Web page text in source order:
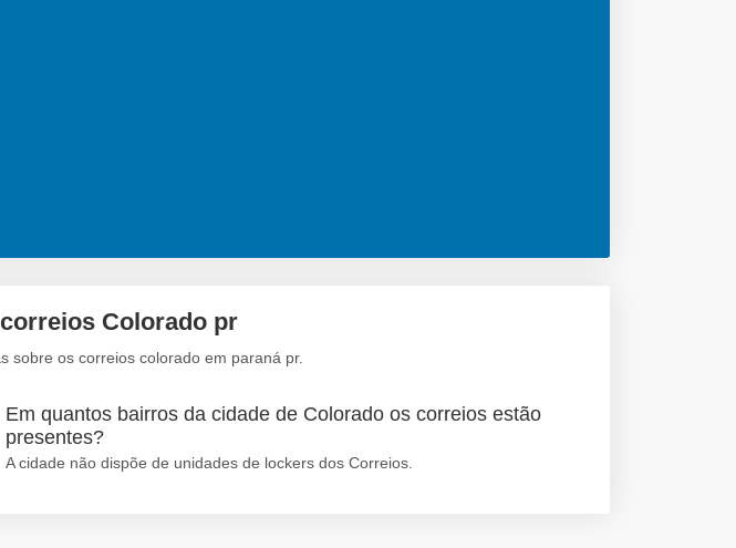
Colorado pr
sobre os correios colorado em paraná pr.
Em quantos bairros da cidade de Colorado os correios estão
presentes?
A cidade não dispõe de unidades de lockers dos Correios.